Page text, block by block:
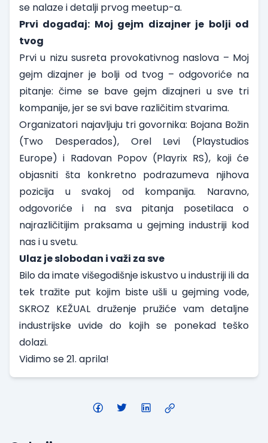
se nalaze i detalji prvog meetup-a.
Prvi događaj: Moj gejm dizajner je bolji od
tvog
Prvi u nizu susreta provokativnog naslova – Moj
gejm dizajner je bolji od tvog – odgovoriće na
pitanje: čime se bave gejm dizajneri u sve tri
kompanije, jer se svi bave različitim stvarima.
Organizatori najavljuju tri govornika: Bojana Božin
(Two Desperados), Orel Levi (Playstudios
Europe) i Radovan Popov (Playrix RS), koji će
objasniti šta konkretno podrazumeva njihova
pozicija u svakoj od kompanija. Naravno,
odgovoriće i na sva pitanja posetilaca o
najrazličitijim praksama u gejming industriji kod
nas i u svetu.
Ulaz je slobodan i važi za sve
Bilo da imate višegodišnje iskustvo u industriji ili da
tek tražite put kojim biste ušli u gejming vode,
SKROZ KEŽUAL druženje pružiće vam detaljne
industrijske uvide do kojih se ponekad teško
dolazi.
Vidimo se 21. aprila!